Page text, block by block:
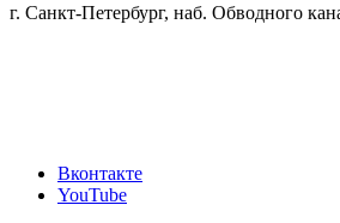
г. Санкт-Петербург, наб. Обводного
Вконтакте
YouTube